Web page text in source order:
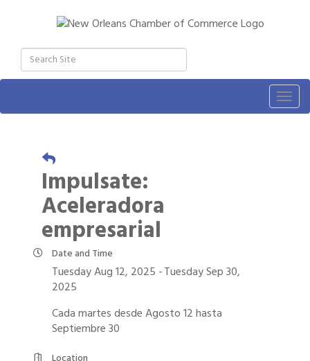
Impulsate:
Aceleradora
empresarial
Date and Time
Tuesday Aug 12, 2025 Tuesday Sep 30,
2025
Cada martes desde Agosto 12 hasta
Septiembre 30